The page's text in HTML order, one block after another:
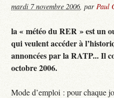
mardi 7 novembre 2006,parPaul
la « météo du RER » est un
qui veulent accéder à
annoncées par la RATP... Il
octobre 2006.
Mode d’emploi : pour chaque